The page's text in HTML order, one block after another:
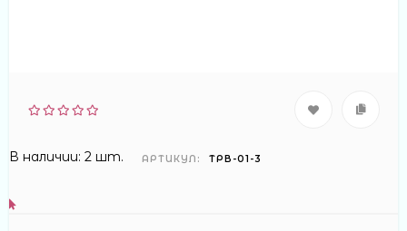
В наличии: 2 шт. АРТИКУЛ: ТРВ-01-3